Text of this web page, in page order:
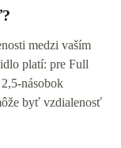
medzi vaším
platí: pre Full
násobok
byť vzdialenosť